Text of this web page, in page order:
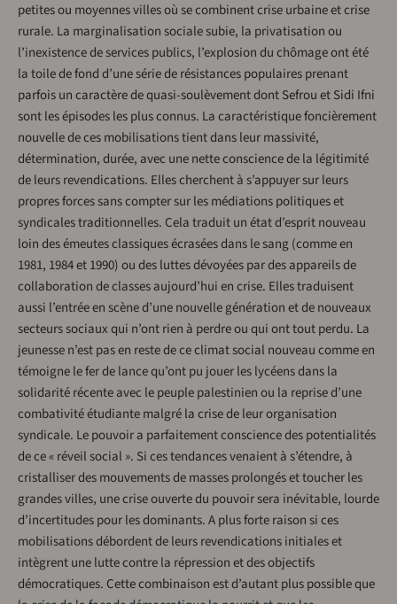
petites ou moyennes villes où se combinent crise urbaine et crise
rurale. La marginalisation sociale subie, la privatisation ou
l’inexistence de services publics, l’explosion du chômage ont été
la toile de fond d’une série de résistances populaires prenant
parfois un caractère de quasi-soulèvement dont Sefrou et Sidi Ifni
sont les épisodes les plus connus. La caractéristique foncièrement
nouvelle de ces mobilisations tient dans leur massivité,
détermination, durée, avec une nette conscience de la légitimité
de leurs revendications. Elles cherchent à s’appuyer sur leurs
propres forces sans compter sur les médiations politiques et
syndicales traditionnelles. Cela traduit un état d’esprit nouveau
loin des émeutes classiques écrasées dans le sang (comme en
1981, 1984 et 1990) ou des luttes dévoyées par des appareils de
collaboration de classes aujourd’hui en crise. Elles traduisent
aussi l’entrée en scène d’une nouvelle génération et de nouveaux
secteurs sociaux qui n’ont rien à perdre ou qui ont tout perdu. La
jeunesse n’est pas en reste de ce climat social nouveau comme en
témoigne le fer de lance qu’ont pu jouer les lycéens dans la
solidarité récente avec le peuple palestinien ou la reprise d’une
combativité étudiante malgré la crise de leur organisation
syndicale. Le pouvoir a parfaitement conscience des potentialités
de ce « réveil social ». Si ces tendances venaient à s’étendre, à
cristalliser des mouvements de masses prolongés et toucher les
grandes villes, une crise ouverte du pouvoir sera inévitable, lourde
d’incertitudes pour les dominants. A plus forte raison si ces
mobilisations débordent de leurs revendications initiales et
intègrent une lutte contre la répression et des objectifs
démocratiques. Cette combinaison est d’autant plus possible que